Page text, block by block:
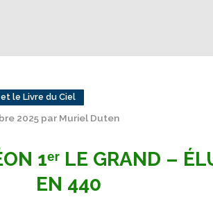
et le Livre du Ciel
2025 par Muriel Duten
1ᵉʳ LE GRAND –
EN 440